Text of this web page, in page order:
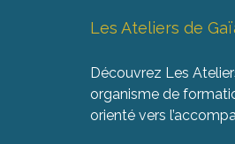
Les Ateliers de
Découvrez Les
organisme de
orienté vers